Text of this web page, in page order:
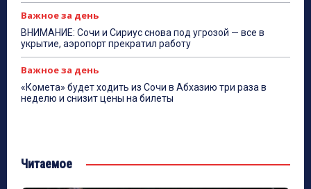
Важное за день
ВНИМАНИЕ: Сочи и Сириус снова под угрозой — все в
укрытие, аэропорт прекратил работу
Важное за день
«Комета» будет ходить из Сочи в Абхазию три раза в
неделю и снизит цены на билеты
Читаемое